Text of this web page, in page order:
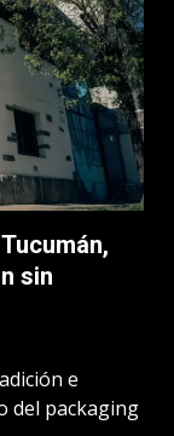
sin
e
del packaging